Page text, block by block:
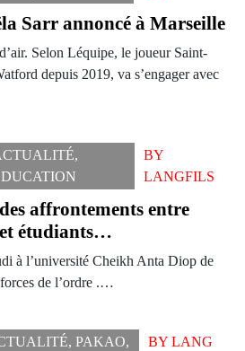
Sarr annoncé à Marseille
Selon Léquipe, le joueur Saint-
depuis 2019, va s’engager avec
,
BY
LANGFILS
affrontements entre
étudiants…
à l’université Cheikh Anta Diop de
de l’ordre .…
,PAKAO,
BYLANG